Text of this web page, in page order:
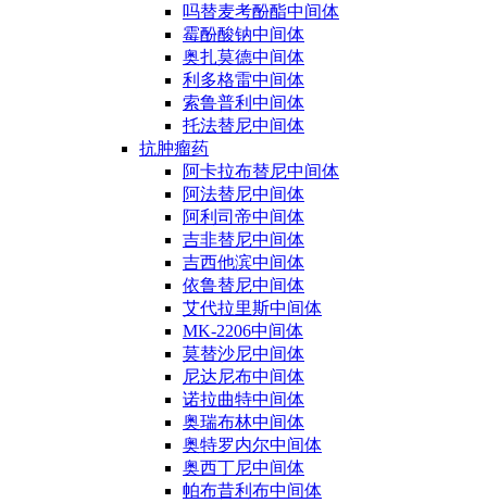
吗替麦考酚酯中间体
霉酚酸钠中间体
奥扎莫德中间体
利多格雷中间体
索鲁普利中间体
托法替尼中间体
抗肿瘤药
阿卡拉布替尼中间体
阿法替尼中间体
阿利司帝中间体
吉非替尼中间体
吉西他滨中间体
依鲁替尼中间体
艾代拉里斯中间体
MK-2206中间体
莫替沙尼中间体
尼达尼布中间体
诺拉曲特中间体
奥瑞布林中间体
奥特罗内尔中间体
奥西丁尼中间体
帕布昔利布中间体